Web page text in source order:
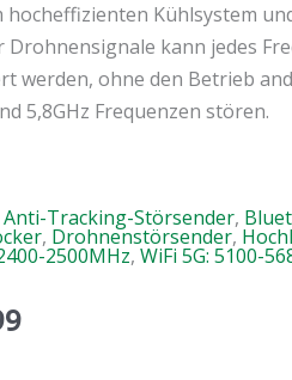
hocheffizienten Kühlsystem
Drohnensignale kann jedes
werden, ohne den Betrieb
5,8GHz Frequenzen stören.
Anti-Tracking-Störsender,
, Drohnenstörsender,
2500MHz, WiFi 5G: 5100-